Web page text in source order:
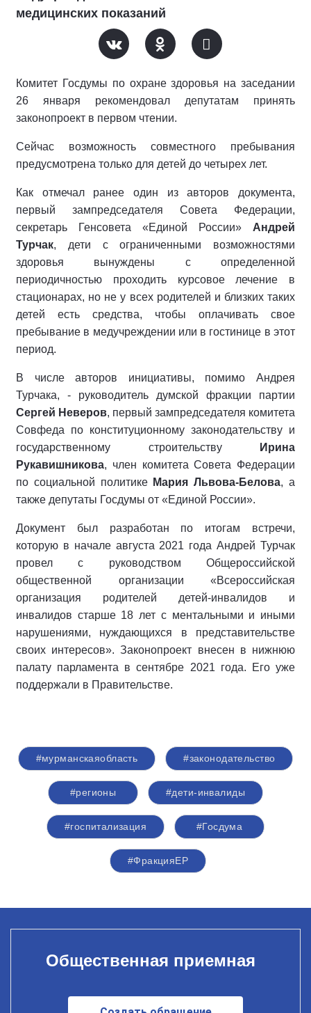
медицинских показаний
Комитет Госдумы по охране здоровья на заседании
26 января рекомендовал депутатам принять
законопроект в первом чтении.
Сейчас возможность совместного пребывания
предусмотрена только для детей до четырех лет.
Как отмечал ранее один из авторов документа,
первый зампредседателя Совета Федерации,
секретарь Генсовета «Единой России» Андрей
Турчак, дети с ограниченными возможностями
здоровья вынуждены с определенной
периодичностью проходить курсовое лечение в
стационарах, но не у всех родителей и близких таких
детей есть средства, чтобы оплачивать свое
пребывание в медучреждении или в гостинице в этот
период.
В числе авторов инициативы, помимо Андрея
Турчака, - руководитель думской фракции партии
Сергей Неверов, первый зампредседателя комитета
Совфеда по конституционному законодательству и
государственному строительству
Ирина
Рукавишникова, член комитета Совета Федерации
по социальной политике Мария Львова-Белова, а
также депутаты Госдумы от «Единой России».
Документ был разработан по итогам встречи,
которую в начале августа 2021 года Андрей Турчак
провел с руководством Общероссийской
общественной организации «Всероссийская
организация родителей детей-инвалидов и
инвалидов старше 18 лет с ментальными и иными
нарушениями, нуждающихся в представительстве
своих интересов». Законопроект внесен в нижнюю
палату парламента в сентябре 2021 года. Его уже
поддержали в Правительстве.
#мурманскаяобласть #законодательство
#регионы #дети-инвалиды
#госпитализация #Госдума
#ФракцияЕР
Общественная приемная